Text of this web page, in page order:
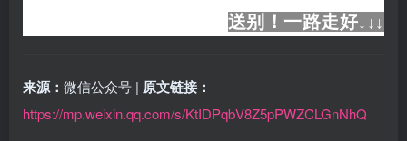
送别！一路走好↓ ↓ ↓
来源： 微信公众号 | 原文链接：
https://mp.weixin.qq.com/s/KtIDPqbV8Z5pPWZCLGnNhQ